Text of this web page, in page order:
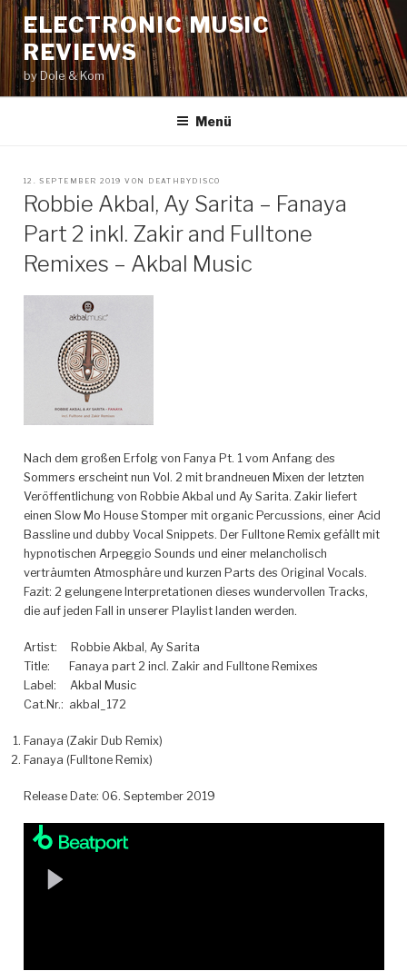
Zum
Inhalt
springen
ELECTRONIC MUSIC
REVIEWS
by Dole & Kom
Menü
VERÖFFENTLICHT
12. SEPTEMBER 2019 VON DEATHBYDISCO
Robbie Akbal, Ay Sarita – Fanaya
Part 2 inkl. Zakir and Fulltone
Remixes – Akbal Music
Nach dem großen Erfolg von Fanya Pt. 1 vom Anfang des
Sommers erscheint nun Vol. 2 mit brandneuen Mixen der letzten
Veröffentlichung von Robbie Akbal und Ay Sarita. Zakir liefert
einen Slow Mo House Stomper mit organic Percussions, einer Acid
Bassline und dubby Vocal Snippets. Der Fulltone Remix gefällt mit
hypnotischen Arpeggio Sounds und einer melancholisch
verträumten Atmosphäre und kurzen Parts des Original Vocals.
Fazit: 2 gelungene Interpretationen dieses wundervollen Tracks,
die auf jeden Fall in unserer Playlist landen werden.
Artist:
Robbie Akbal, Ay Sarita
Title:
Fanaya part 2 incl. Zakir and Fulltone Remixes
Label:
Akbal Music
Cat.Nr.: akbal_172
Fanaya (Zakir Dub Remix)
Fanaya (Fulltone Remix)
Release Date: 06. September 2019